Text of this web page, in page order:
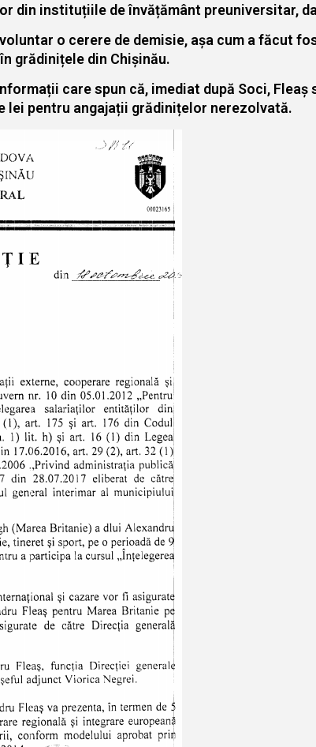
din instituțiile de învățământ preuniversitar,
o cerere de demisie, așa cum a făcut
grădinițele din Chișinău.
care spun că, imediat după Soci, Fleaș
lei pentru angajații grădinițelor nerezolvată.